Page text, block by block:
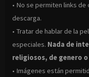
• No se permiten links
descarga.
• Tratar de hablar de la
especiales. Nada de
religiosos, de genero
• Imágenes están